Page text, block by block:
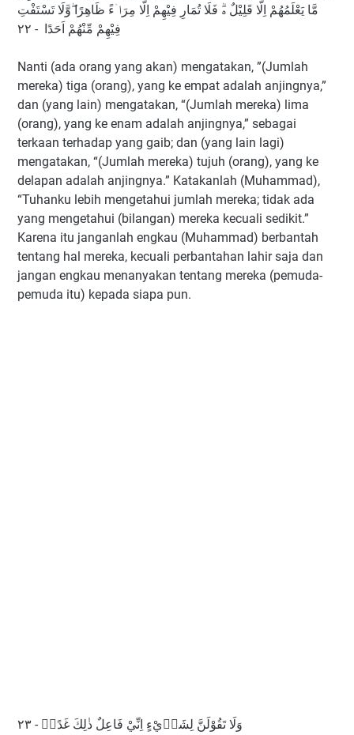
مَّا يَعْلَمُهُمْ اِلَّا قَلِيْلٌ ەۗ فَلَا تُمَارِ فِيْهِمْ اِلَّا مِرَاۤءً ظَاهِرًا ۖوَّلَا تَسْتَفْتِ
فِيْهِمْ مِّنْهُمْ اَحَدًا - ٢٢
Nanti (ada orang yang akan) mengatakan, ”(Jumlah
mereka) tiga (orang), yang ke empat adalah anjingnya,”
dan (yang lain) mengatakan, “(Jumlah mereka) lima
(orang), yang ke enam adalah anjingnya,” sebagai
terkaan terhadap yang gaib; dan (yang lain lagi)
mengatakan, “(Jumlah mereka) tujuh (orang), yang ke
delapan adalah anjingnya.” Katakanlah (Muhammad),
“Tuhanku lebih mengetahui jumlah mereka; tidak ada
yang mengetahui (bilangan) mereka kecuali sedikit.”
Karena itu janganlah engkau (Muhammad) berbantah
tentang hal mereka, kecuali perbantahan lahir saja dan
jangan engkau menanyakan tentang mereka (pemuda-
pemuda itu) kepada siapa pun.
وَلَا تَقُوْلَنَّ لِشَا۟يْءٍ اِنِّيْ فَاعِلٌ ذٰلِكَ غَدًاۙ - ٢٣